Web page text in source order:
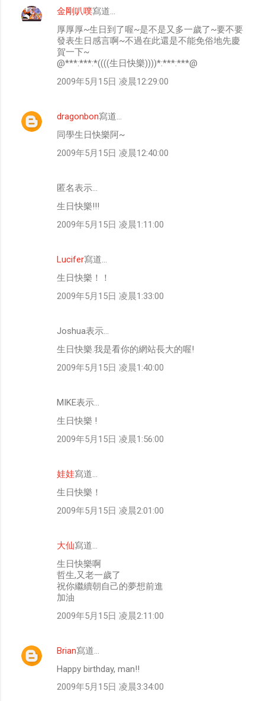
金剛叭噗寫道…
厚厚厚~生日到了喔~是不是又多一歲了~要不要
發表生日感言啊~不過在此還是不能免俗地先慶
賀一下~
@***:***:*((((生日快樂))))*:***:***@
2009年5月15日 凌晨12:29:00
dragonbon寫道…
同學生日快樂阿~
2009年5月15日 凌晨12:40:00
匿名表示…
生日快樂!!!
2009年5月15日 凌晨1:11:00
Lucifer寫道…
生日快樂！！
2009年5月15日 凌晨1:33:00
Joshua表示…
生日快樂.我是看你的網站長大的喔!
2009年5月15日 凌晨1:40:00
MIKE表示…
生日快樂 !
2009年5月15日 凌晨1:56:00
娃娃寫道…
生日快樂！
2009年5月15日 凌晨2:01:00
大仙寫道…
生日快樂啊
哲生,又老一歲了
祝你繼續朝自己的夢想前進
加油
2009年5月15日 凌晨2:11:00
Brian寫道…
Happy birthday, man!!
2009年5月15日 凌晨3:34:00